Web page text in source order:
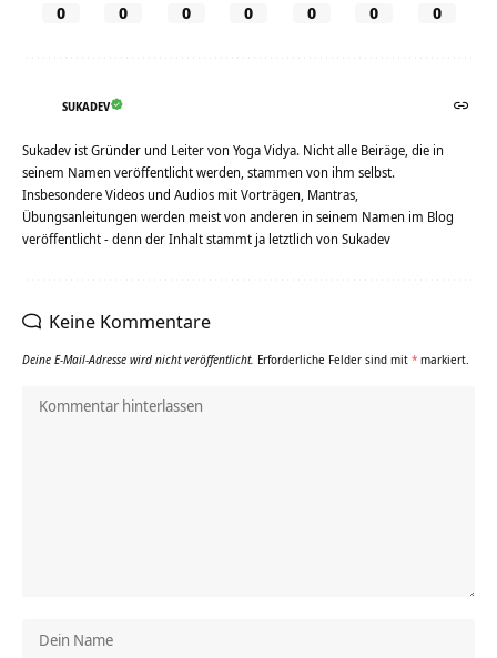
0 0 0 0 0 0 0
SUKADEV
Sukadev ist Gründer und Leiter von Yoga Vidya. Nicht alle Beiräge, die in
seinem Namen veröffentlicht werden, stammen von ihm selbst.
Insbesondere Videos und Audios mit Vorträgen, Mantras,
Übungsanleitungen werden meist von anderen in seinem Namen im Blog
veröffentlicht - denn der Inhalt stammt ja letztlich von Sukadev
Keine Kommentare
Deine E-Mail-Adresse wird nicht veröffentlicht. Erforderliche Felder sind mit * markiert.